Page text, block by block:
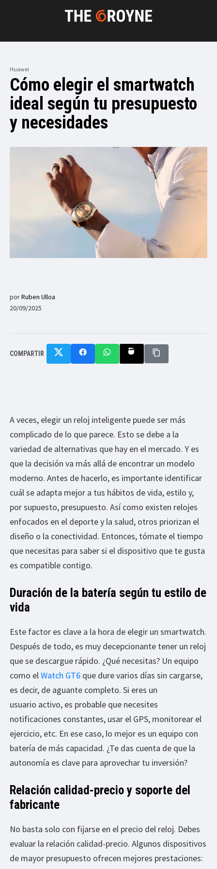
Huawei
Cómo elegir el smartwatch
ideal según tu presupuesto
y necesidades
porRuben Ulloa
20/09/2025
COMPARTIR
A veces, elegir un reloj inteligente puede ser más
complicado de lo que parece. Esto se debe a la
variedad de alternativas que hay en el mercado. Y es
que la decisión va más allá de encontrar un modelo
moderno. Antes de hacerlo, es importante identificar
cuál se adapta mejor a tus hábitos de vida, estilo y,
por supuesto, presupuesto. Así como existen relojes
enfocados en el deporte y la salud, otros priorizan el
diseño o la conectividad. Entonces, tómate el tiempo
que necesitas para saber si el dispositivo que te gusta
es compatible contigo.
Duración de la batería según tu estilo de
vida
Este factor es clave a la hora de elegir un smartwatch.
Después de todo, es muy decepcionante tener un reloj
que se descargue rápido. ¿Qué necesitas? Un equipo
como elWatch GT6 que dure varios días sin cargarse,
es decir, de aguante completo. Si eres un
usuario activo, es probable que necesites
notificaciones constantes, usar el GPS, monitorear el
ejercicio, etc. En ese caso, lo mejor es un equipo con
batería de más capacidad. ¿Te das cuenta de que la
autonomía es clave para aprovechar tu inversión?
Relación calidad-precio y soporte del
fabricante
No basta solo con fijarse en el precio del reloj. Debes
evaluar la relación calidad-precio. Algunos dispositivos
de mayor presupuesto ofrecen mejores prestaciones: